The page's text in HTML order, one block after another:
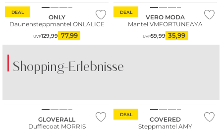
DEAL
ONLY
Daunensteppmantel ONLALICE
UVP129,99 77,99
DEAL
VERO MODA
Mantel VMFORTUNEAYA
UVP59,99 35,99
Shopping-Erlebnisse
GLOVERALL
Dufflecoat MORRIS
DEAL
COVERED
Steppmantel AMY